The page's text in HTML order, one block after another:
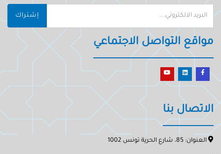
إشتراك
مواقع التواصل الاجتماعي
الاتصال بنا
العنوان: 85، شارع الحرية تونس 1002